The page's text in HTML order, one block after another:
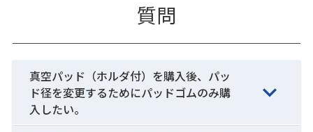
質問
真空パッド（ホルダ付）を購入後、パッ
ド径を変更するためにパッドゴムのみ購
入したい。